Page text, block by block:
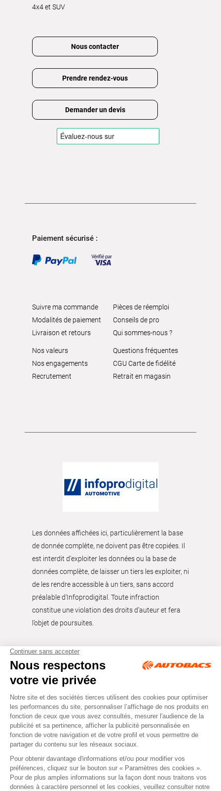
4x4 et SUV
Nous contacter
Prendre rendez-vous
Demander un devis
Paiement sécurisé :
Suivre ma commande
Modalités de paiement
Livraison et retours
Pièces de réemploi
Conseils de pro
Qui sommes-nous ?
Nos valeurs
Nos engagements
Recrutement
Questions fréquentes
CGU Carte de fidélité
Retrait en magasin
Les données affichées ici, particulièrement la base
de donnée complète, ne doivent pas être copiées. Il
est interdit d’exploiter les données ou la base de
données complète, de laisser un tiers les exploiter, ni
de les rendre accessible à un tiers, sans accord
préalable d'Infoprodigital. Toute infraction
constitue une violation des droits d’auteur et fera
l’objet de poursuites.
Tous droits réservés © Autobacs
Mentions légales RGPD
Cookies CGV